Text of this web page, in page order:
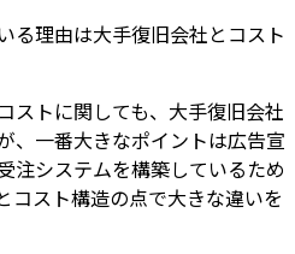
る理由は大手復旧会社とコスト
ストに関しても、大手復旧会社
、一番大きなポイントは広告宣
注システムを構築しているため
コスト構造の点で大きな違いを